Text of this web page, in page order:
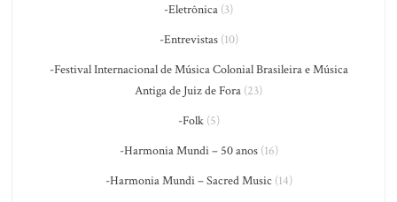
-Eletrônica (3)
-Entrevistas(10)
-Festival Internacional de Música Colonial Brasileira e Música
Antiga de Juiz de Fora (23)
-Folk(5)
-Harmonia Mundi – 50 anos(16)
-Harmonia Mundi – Sacred Music (14)